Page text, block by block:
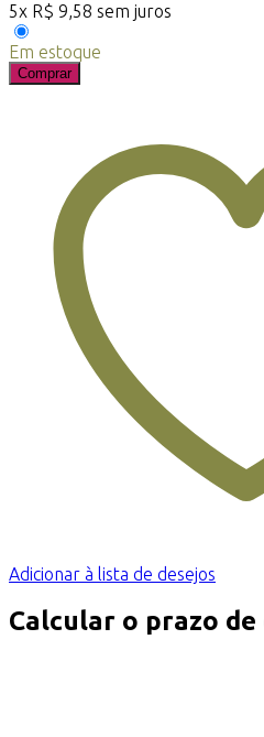
5x R$ 9,58 sem juros
Em estoque
Comprar
Adicionar à lista de desejos
Calcular o prazo